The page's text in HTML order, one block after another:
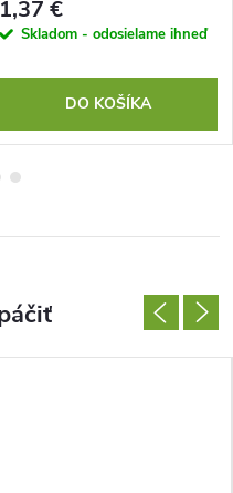
1,37 €
Skladom - odosielame ihneď
DO KOŠÍKA